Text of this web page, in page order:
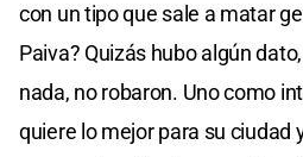
con un tipo que sale a matar
Paiva? Quizás hubo algún
nada, no robaron. Uno como
quiere lo mejor para su ciudad